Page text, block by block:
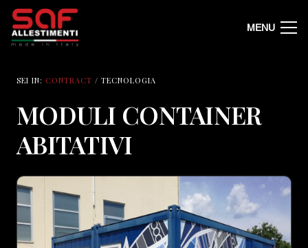
MENU
SEI IN: CONTRACT / TECNOLOGIA
MODULI CONTAINER
ABITATIVI